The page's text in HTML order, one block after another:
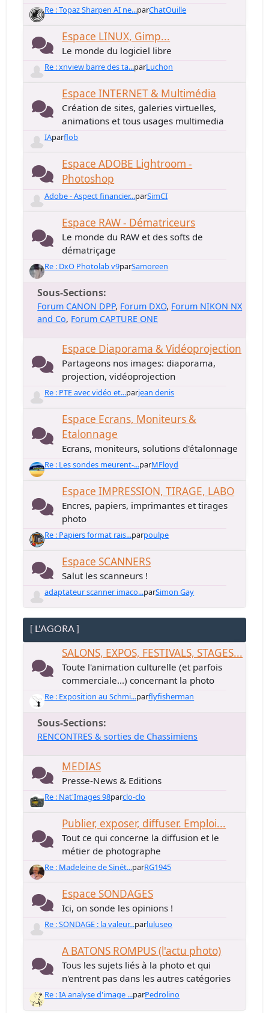
Re : Topaz Sharpen AI ne...parChatOuille
Espace LINUX, Gimp...
Le monde du logiciel libre
Re : xnview barre des ta...parLuchon
Espace INTERNET & Multimédia
Création de sites, galeries virtuelles,
animations et tous usages multimedia
IAparflob
Espace ADOBE Lightroom -
Photoshop
Adobe - Aspect financier...parSimCI
Espace RAW - Dématriceurs
Le monde du RAW et des softs de
dématriçage
Re : DxO Photolab v9parSamoreen
Sous-Sections
Forum CANON DPP Forum DXO Forum NIKON NX
and Co Forum CAPTURE ONE
Espace Diaporama & Vidéoprojection
Partageons nos images: diaporama,
projection, vidéoprojection
Re : PTE avec vidéo et...parjean denis
Espace Ecrans, Moniteurs &
Etalonnage
Ecrans, moniteurs, solutions d'étalonnage
Re : Les sondes meurent-...parMFloyd
Espace IMPRESSION, TIRAGE, LABO
Encres, papiers, imprimantes et tirages
photo
Re : Papiers format rais...parpoulpe
Espace SCANNERS
Salut les scanneurs !
adaptateur scanner imaco...parSimon Gay
[ L'AGORA ]
SALONS, EXPOS, FESTIVALS, STAGES...
Toute l'animation culturelle (et parfois
commerciale...) concernant la photo
Re : Exposition au Schmi...parflyfisherman
Sous-Sections
RENCONTRES & sorties de Chassimiens
MEDIAS
Presse-News & Editions
Re : Nat'Images 98parclo-clo
Publier, exposer, diffuser. Emploi...
Tout ce qui concerne la diffusion et le
métier de photographe
Re : Madeleine de Sinét...parRG1945
Espace SONDAGES
Ici, on sonde les opinions !
Re : SONDAGE : la valeur...parluluseo
A BATONS ROMPUS (l'actu photo)
Tous les sujets liés à la photo et qui
n'entrent pas dans les autres catégories
Re : IA analyse d'image ...parPedrolino